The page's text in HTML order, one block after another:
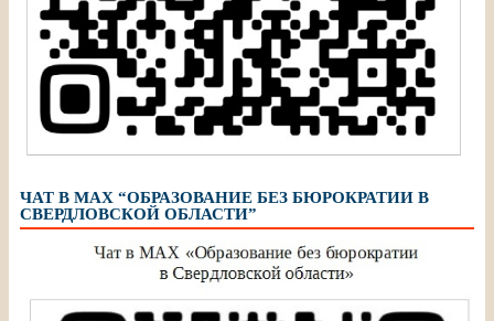
ЧАТ В МАХ “ОБРАЗОВАНИЕ БЕЗ БЮРОКРАТИИ В
СВЕРДЛОВСКОЙ ОБЛАСТИ”